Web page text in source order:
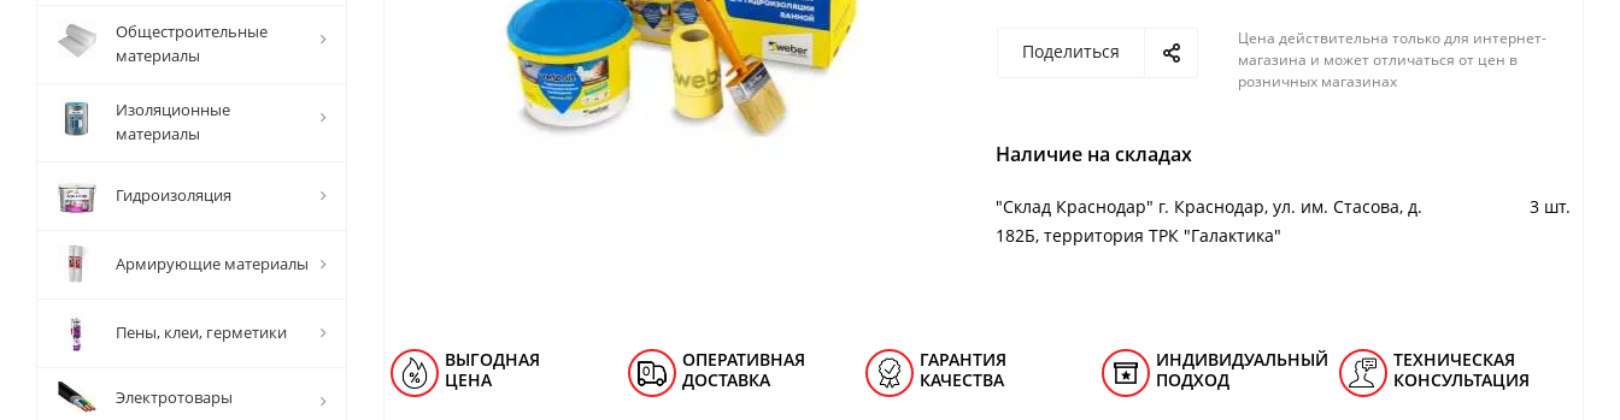
Поделиться
Цена действительна только для интернет-
магазина и может отличаться от цен в
розничных магазинах
Наличие на складах
"Cклад Краснодар" г. Краснодар, ул. им. Стасова, д.
182Б, территория ТРК "Галактика"
3 шт.
ВЫГОДНАЯ
ЦЕНА
ОПЕРАТИВНАЯ
ДОСТАВКА
ГАРАНТИЯ
КАЧЕСТВА
ИНДИВИДУАЛЬНЫЙ
ПОДХОД
ТЕХНИЧЕСКАЯ
КОНСУЛЬТАЦИЯ
Общестроительные
материалы
Изоляционные
материалы
Гидроизоляция
Армирующие материалы
Пены, клеи, герметики
Электротовары